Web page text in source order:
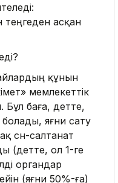
асқан
құнын
мемлекеттік
Бұл баға, әдетте,
яғни сату
сән-салтанат
(әдетте, ол 1-ге
органдар
(яғни 50%-ға)